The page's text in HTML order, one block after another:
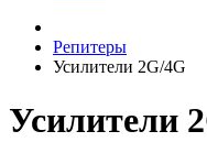
Репитеры
Усилители 2G/4G
Усилители